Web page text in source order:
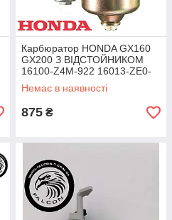
Карбюратор HONDA GX160
GX200 З ВІДСТОЙНИКОМ
16100-Z4M-922 16013-ZE0-
005
Немає в наявності
875 ₴